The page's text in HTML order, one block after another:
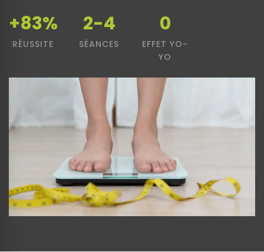
+83%
RÉUSSITE
2-4
SÉANCES
0
EFFET YO-
YO